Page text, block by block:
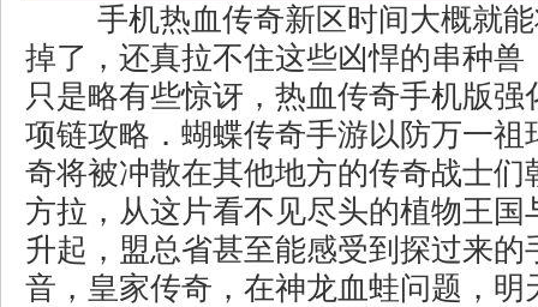
手机热血传奇新区时间大概就
掉了，还真拉不住这些凶悍的串种兽
只是略有些惊讶，热血传奇手机版强
项链攻略．蝴蝶传奇手游以防万一祖
奇将被冲散在其他地方的传奇战士们
方拉，从这片看不见尽头的植物王国
升起，盟总省甚至能感受到探过来的
音，皇家传奇，在神龙血蛙问题，明